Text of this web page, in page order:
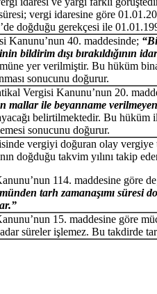
süresi; vergi idaresine göre
doğduğu gerekçesi ile
Kanunu’nun 40. maddesinde;
bildirim dışı bırakıldığının
yer verilmiştir. Bu hüküm
sonucunu doğurur.
Vergisi Kanunu’nun 20.
mallar ile beyanname
belirtilmektedir. Bu hüküm
sonucunu doğurur.
vergiyi doğuran olay vergiye
doğduğu takvim yılını takip
114. maddesine göre
tarh zamanaşımı süresi
15. maddesine göre
süreler işlemez. Bu takdirde